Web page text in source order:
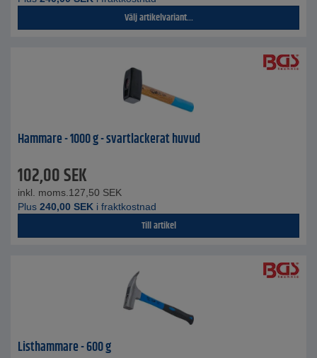
Välj artikelvariant...
Hammare - 1000 g - svartlackerat huvud
102,00SEK
inkl. moms. 127,50 SEK
Plus 240,00 SEK i fraktkostnad
Till artikel
Listhammare - 600 g